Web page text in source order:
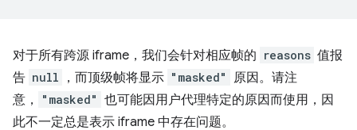
对于所有跨源 iframe，我们会针对相应帧的 reasons 值报
告 null ，而顶级帧将显示 "masked"
原因。请注
意，
"masked" 也可能因用户代理特定的原因而使用，因
此不一定总是表示 iframe 中存在问题。